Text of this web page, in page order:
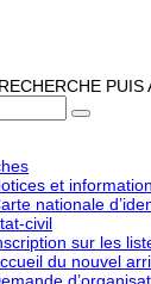
PUIS
et
nationale
civil
sur les
du nouvel